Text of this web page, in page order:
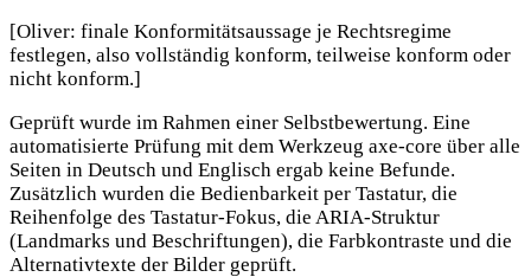
[Oliver: finale Konformitätsaussage je Rechtsregime
festlegen, also vollständig konform, teilweise konform oder
nicht konform.]
Geprüft wurde im Rahmen einer Selbstbewertung. Eine
automatisierte Prüfung mit dem Werkzeug axe-core über alle
Seiten in Deutsch und Englisch ergab keine Befunde.
Zusätzlich wurden die Bedienbarkeit per Tastatur, die
Reihenfolge des Tastatur-Fokus, die ARIA-Struktur
(Landmarks und Beschriftungen), die Farbkontraste und die
Alternativtexte der Bilder geprüft.